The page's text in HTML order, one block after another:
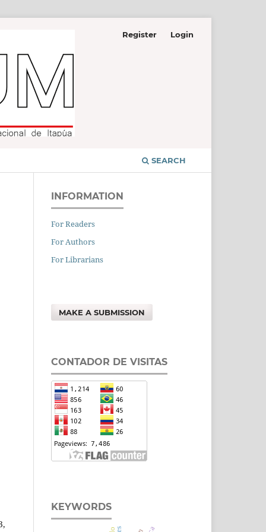
SEARCH
Register Login
INFORMATION
For Readers
For Authors
For Librarians
MAKE A SUBMISSION
CONTADOR DE VISITAS
KEYWORDS